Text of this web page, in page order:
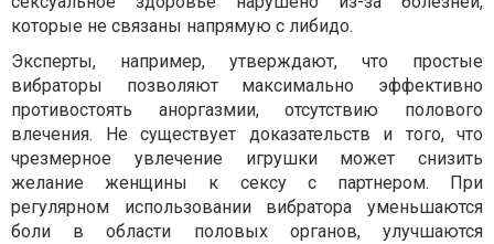
которые не связаны напрямую с либидо.
Эксперты, например, утверждают, что простые
вибраторы позволяют максимально эффективно
противостоять аноргазмии, отсутствию полового
влечения. Не существует доказательств и того, что
чрезмерное увлечение игрушки может снизить
желание женщины к сексу с партнером. При
регулярном использовании вибратора уменьшаются
боли в области половых органов, улучшаются